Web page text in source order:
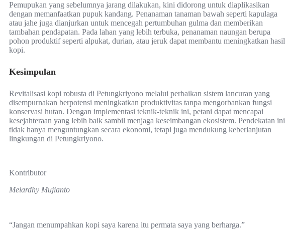
Pemupukan yang sebelumnya jarang dilakukan, kini didorong untuk diaplikasikan
dengan memanfaatkan pupuk kandang. Penanaman tanaman bawah seperti kapulaga
atau jahe juga dianjurkan untuk mencegah pertumbuhan gulma dan memberikan
tambahan pendapatan. Pada lahan yang lebih terbuka, penanaman naungan berupa
pohon produktif seperti alpukat, durian, atau jeruk dapat membantu meningkatkan hasil
kopi.
Kesimpulan
Revitalisasi kopi robusta di Petungkriyono melalui perbaikan sistem lancuran yang
disempurnakan berpotensi meningkatkan produktivitas tanpa mengorbankan fungsi
konservasi hutan. Dengan implementasi teknik-teknik ini, petani dapat mencapai
kesejahteraan yang lebih baik sambil menjaga keseimbangan ekosistem. Pendekatan ini
tidak hanya menguntungkan secara ekonomi, tetapi juga mendukung keberlanjutan
lingkungan di Petungkriyono.
Kontributor
Meiardhy Mujianto
“Jangan menumpahkan kopi saya karena itu permata saya yang berharga.”